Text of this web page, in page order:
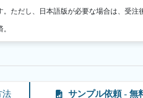
ただし、日本語版が必要な場合は、受注
法 サンプル依頼 - 無